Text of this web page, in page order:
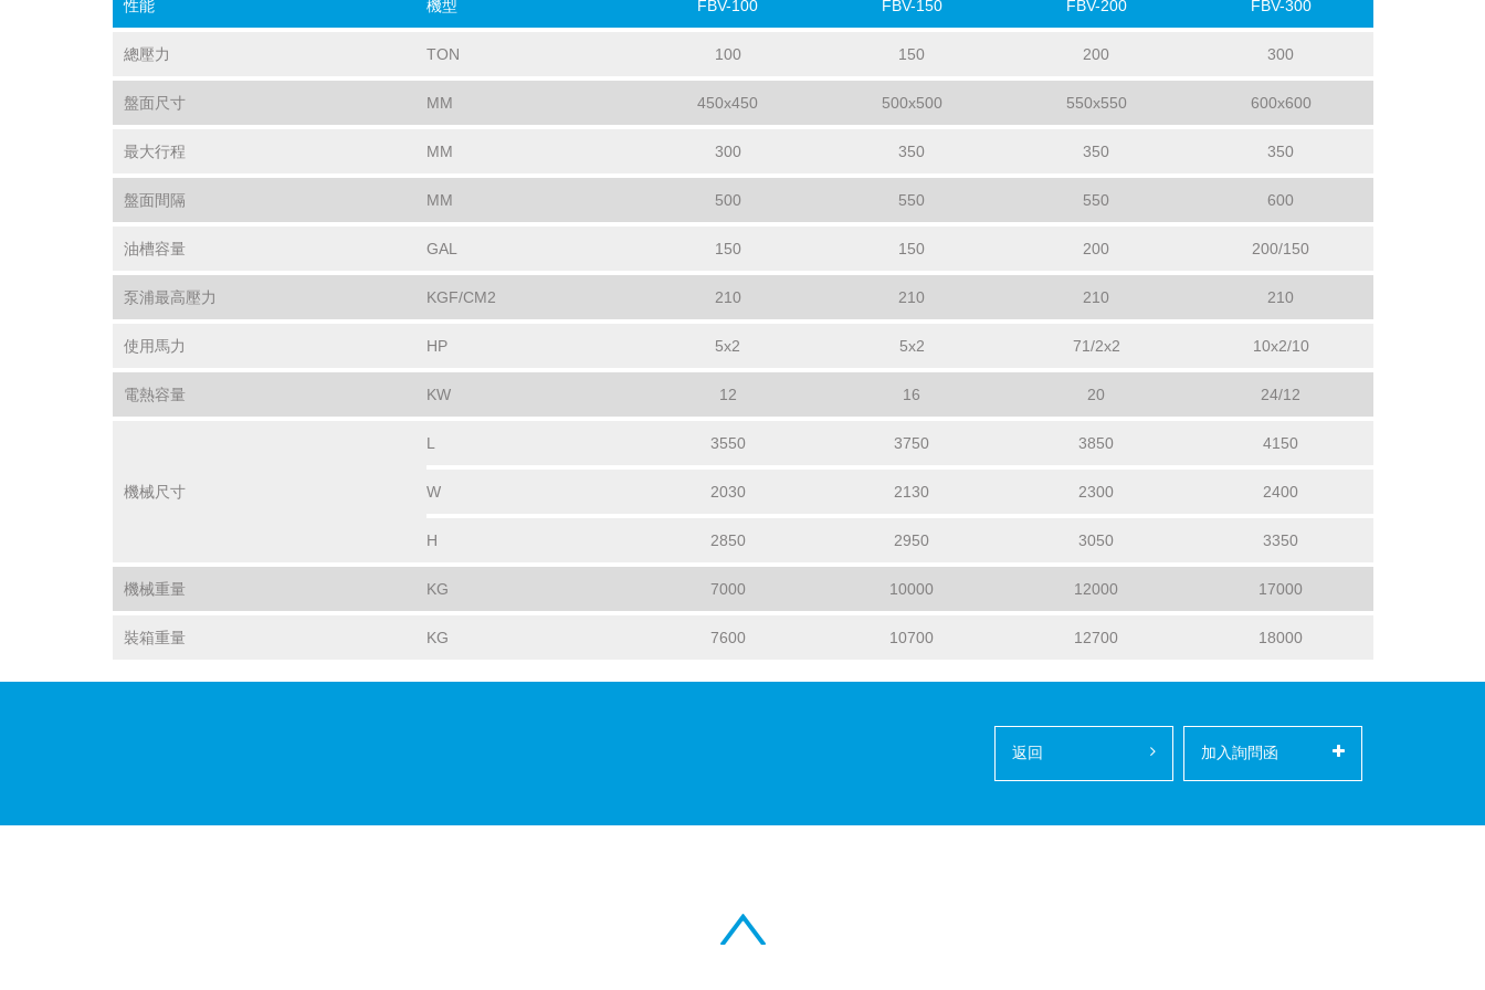
性能 機型 FBV-100 FBV-150 FBV-200 FBV-300
總壓力 TON 100 150 200 300
盤面尺寸 MM 450x450 500x500 550x550 600x600
最大行程 MM 300 350 350 350
盤面間隔 MM 500 550 550 600
油槽容量 GAL 150 150 200 200/150
泵浦最高壓力 KGF/CM2 210 210 210 210
使用馬力 HP 5x2 5x2 71/2x2 10x2/10
電熱容量 KW 12 16 20 24/12
L 3550 3750 3850 4150
機械尺寸 W 2030 2130 2300 2400
H 2850 2950 3050 3350
機械重量 KG 7000 10000 12000 17000
裝箱重量 KG 7600 10700 12700 18000
返回 加入詢問函